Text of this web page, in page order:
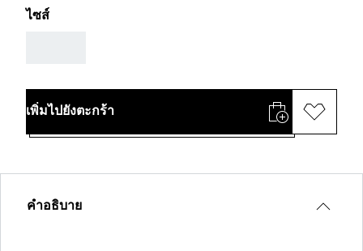
ไซส์
เพิ่มไปยังตะกร้า
คำอธิบาย